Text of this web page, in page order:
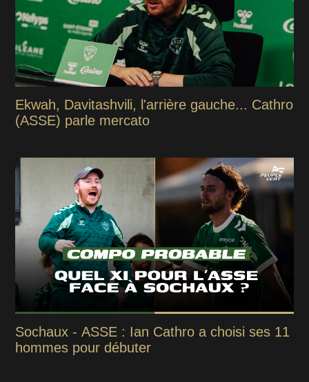
Ekwah, Davitashvili, l'arrière gauche... Cathro
(ASSE) parle mercato
Sochaux - ASSE : Ian Cathro a choisi ses 11
hommes pour débuter